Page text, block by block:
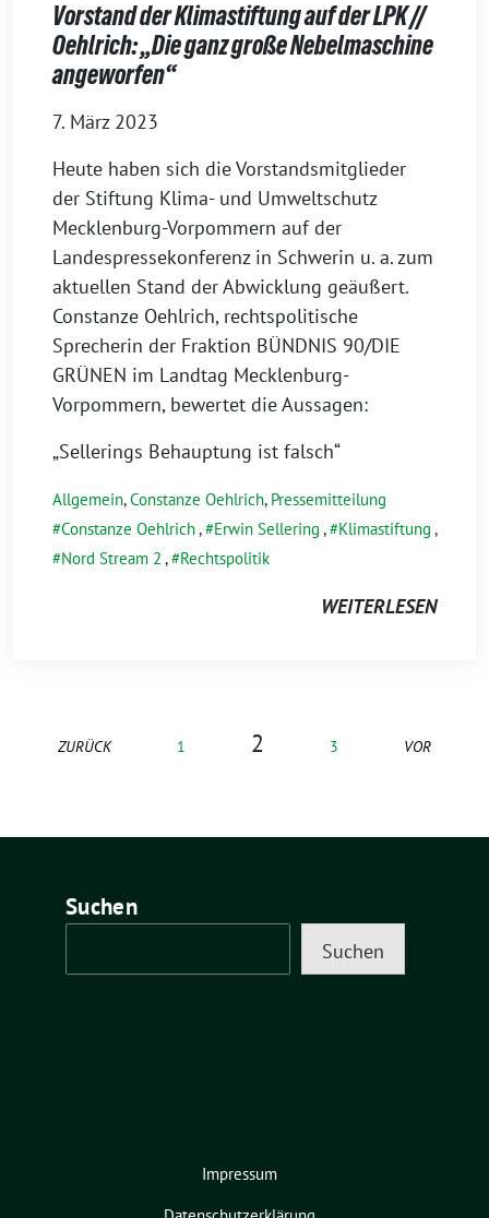
Vorstand der Klimastiftung auf der LPK //
Oehlrich: „Die ganz große Nebelmaschine
angeworfen“
7. März 2023
Heute haben sich die Vorstandsmitglieder
der Stiftung Klima- und Umweltschutz
Mecklenburg-Vorpommern auf der
Landespressekonferenz in Schwerin u. a. zum
aktuellen Stand der Abwicklung geäußert.
Constanze Oehlrich, rechtspolitische
Sprecherin der Fraktion BÜNDNIS 90/DIE
GRÜNEN im Landtag Mecklenburg-
Vorpommern, bewertet die Aussagen:
„Sellerings Behauptung ist falsch“
Allgemein,Constanze Oehlrich, Pressemitteilung
Constanze Oehlrich, Erwin Sellering , Klimastiftung ,
Nord Stream 2 , Rechtspolitik
WEITERLESEN
ZURÜCK 1 2 3 VOR
Suchen
Suchen
Impressum